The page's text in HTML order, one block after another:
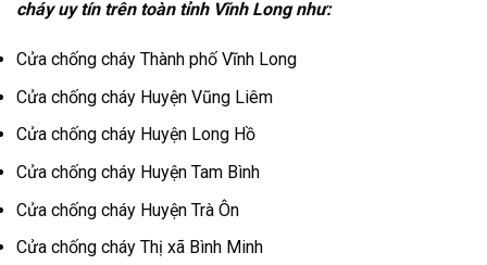
cháy uy tín trên toàn tỉnh Vĩnh Long như:
Cửa chống cháy Thành phố Vĩnh Long
Cửa chống cháy Huyện Vũng Liêm
Cửa chống cháy Huyện Long Hồ
Cửa chống cháy Huyện Tam Bình
Cửa chống cháy Huyện Trà Ôn
Cửa chống cháy Thị xã Bình Minh